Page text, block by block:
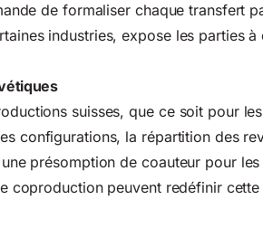
de formaliser chaque transfert
industries, expose les parties à
suisses, que ce soit pour les
configurations, la répartition des
présomption de coauteur pour les
coproduction peuvent redéfinir cette